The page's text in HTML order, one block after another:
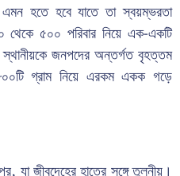
হতে হবে যাতে তা স্বয়ম্ভরতা
৫০০ পরিবার নিয়ে এক-একটি
স্থানীয়কে জনপদের অন্তর্গত বৃহত্তম
গ্রাম নিয়ে এরকম একক গড়ে